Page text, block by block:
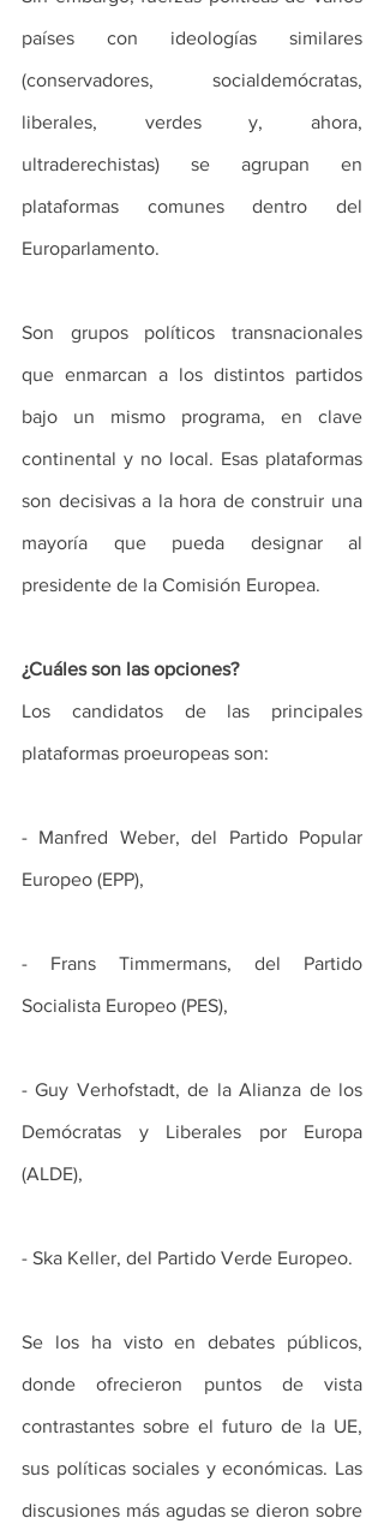
países con ideologías similares
(conservadores, socialdemócratas,
liberales, verdes y, ahora,
ultraderechistas) se agrupan en
plataformas comunes dentro del
Europarlamento.
Son grupos políticos transnacionales
que enmarcan a los distintos partidos
bajo un mismo programa, en clave
continental y no local. Esas plataformas
son decisivas a la hora de construir una
mayoría que pueda designar al
presidente de la Comisión Europea.
¿Cuáles son las opciones?
Los candidatos de las principales
plataformas proeuropeas son:
- Manfred Weber, del Partido Popular
Europeo (EPP),
- Frans Timmermans, del Partido
Socialista Europeo (PES),
- Guy Verhofstadt, de la Alianza de los
Demócratas y Liberales por Europa
(ALDE),
- Ska Keller, del Partido Verde Europeo.
Se los ha visto en debates públicos,
donde ofrecieron puntos de vista
contrastantes sobre el futuro de la UE,
sus políticas sociales y económicas. Las
discusiones más agudas se dieron sobre